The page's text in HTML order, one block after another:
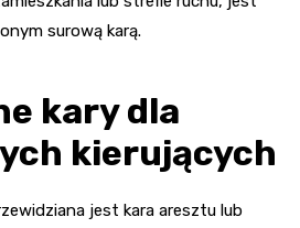
surową karą.
kary dla
kierujących
jest kara aresztu lub